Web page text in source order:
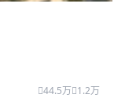
44.5万 1.2万